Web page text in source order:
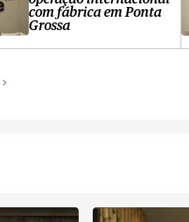
com fábrica em Ponta
Grossa